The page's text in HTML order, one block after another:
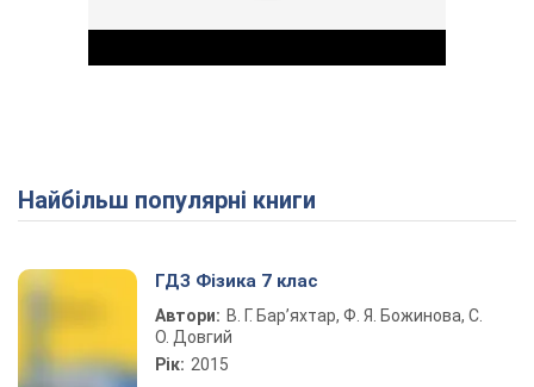
Play Video
Найбільш популярні книги
ГДЗ Фізика 7 клас
Автори: В. Г. Бар’яхтар, Ф. Я. Божинова, С.
О. Довгий
Рік: 2015